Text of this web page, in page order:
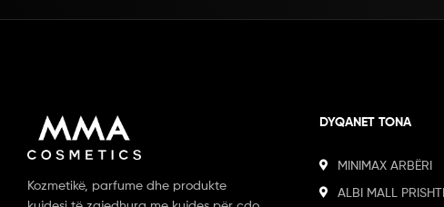
Kozmetikë, parfume dhe produkte
DYQANET TONA
MINIMAX ARBËRI
ALBI MALL